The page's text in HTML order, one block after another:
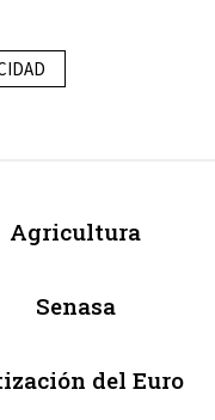
Agricultura
Senasa
del Euro